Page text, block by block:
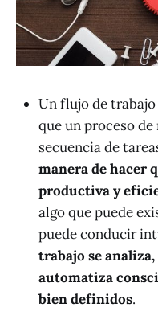
Un flujo de trabajo
que un proceso
secuencia de
manera de hacer
productiva y
algo que puede
puede conducir
trabajo se
automatiza
bien definidos.